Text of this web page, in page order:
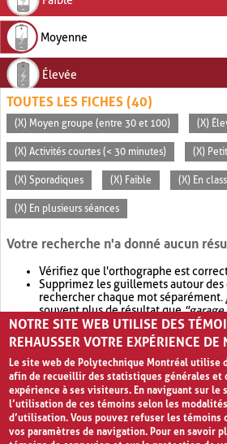
Moyenne
Élevée
TOUTES LES FICHES (40)
(X) Moyen groupe (entre 30 et 100) (X)
(X) Activités courtes (< 30 minutes) (X)
(X) Sporadiques (X) Faible (X) En
(X) En plusieurs séances
Votre recherche n'a donné aucun
Vérifiez que l'orthographe est
Supprimez les guillemets autour des
rechercher chaque mot séparément.
souvent plus de résultat que"garage
Envisagez d'élargir votre recherche
retournera souvent plus de résultat
NOTRE SITE WEB UTILISE DES
REHAUSSER VOTRE EXPÉRIENCE DE
Le site web de Polytechnique Montréal utilise
afin de recueillir des statistiques générales
expérience à ses visiteurs. En naviguant sur le
l’utilisation de ces témoins selon les
d’utilisation. Vous pouvez refuser les témoins
vos paramètres de navigation. Pour en savoir